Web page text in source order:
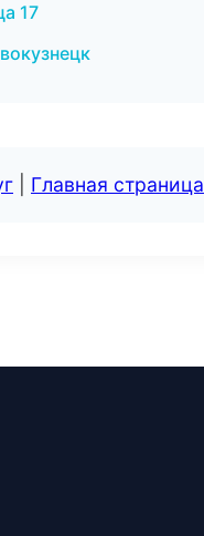
17
Главная страница